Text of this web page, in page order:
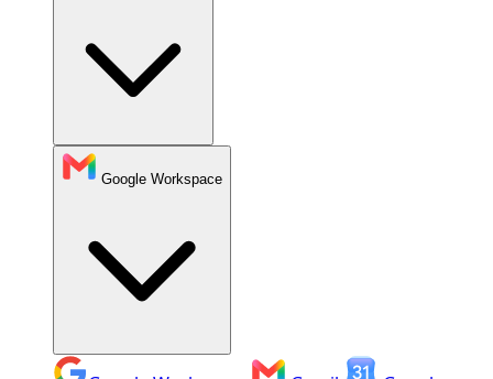
Google Workspace